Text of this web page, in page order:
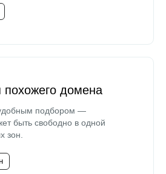
похожего домена
подбором —
быть свободно в одной
зон.